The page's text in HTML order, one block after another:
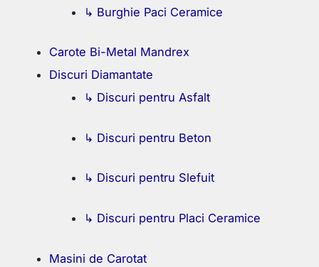
↳ Burghie Paci Ceramice
Carote Bi-Metal Mandrex
Discuri Diamantate
↳ Discuri pentru Asfalt
↳ Discuri pentru Beton
↳ Discuri pentru Slefuit
↳ Discuri pentru Placi Ceramice
Masini de Carotat